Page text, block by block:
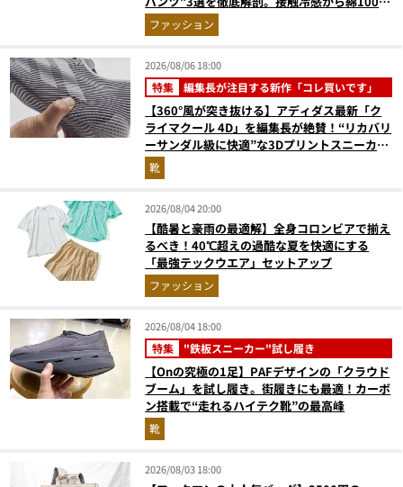
まで決定版
ファッション
2026/08/06 18:00
特集 編集長が注目する新作「コレ買いです」
【360°風が突き抜ける】アディダス最新「ク
ライマクール 4D」を編集長が絶賛！“リカバリ
ーサンダル級に快適”な3Dプリントスニーカー
『コレ買いです』Vol.173
靴
2026/08/04 20:00
【酷暑と豪雨の最適解】全身コロンビアで揃え
るべき！40℃超えの過酷な夏を快適にする
「最強テックウエア」セットアップ
ファッション
2026/08/04 18:00
特集 "鉄板スニーカー"試し履き
【Onの究極の1足】PAFデザインの「クラウド
ブーム」を試し履き。街履きにも最適！カーボ
ン搭載で“走れるハイテク靴”の最高峰
靴
2026/08/03 18:00